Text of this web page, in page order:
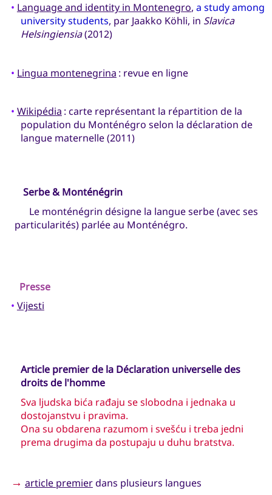
• Language and identity in Montenegro, a study among
university students, par Jaakko Köhli, in Slavica
Helsingiensia(2012)
• Lingua montenegrina : revue en ligne
• Wikipédia : carte représentant la répartition de la
population du Monténégro selon la déclaration de
langue maternelle (2011)
Serbe & Monténégrin
Le monténégrin désigne la langue serbe (avec ses
particularités) parlée au Monténégro.
Presse
• Vijesti
Article premier de la Déclaration universelle des
droits de l'homme
Sva ljudska bića rađaju se slobodna i jednaka u
dostojanstvu i pravima.
Ona su obdarena razumom i svešću i treba jedni
prema drugima da postupaju u duhu bratstva.
→ article premierdans plusieurs langues